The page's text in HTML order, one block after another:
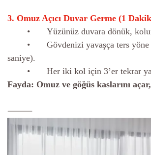
3. Omuz Açıcı Duvar Germe (1
•	Yüzünüz duvara dönük,
saniye).
•	Her iki kol için 3’er tekrar
Fayda: Omuz ve göğüs kaslarını
⸻